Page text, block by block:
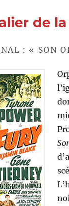
de
: « SON